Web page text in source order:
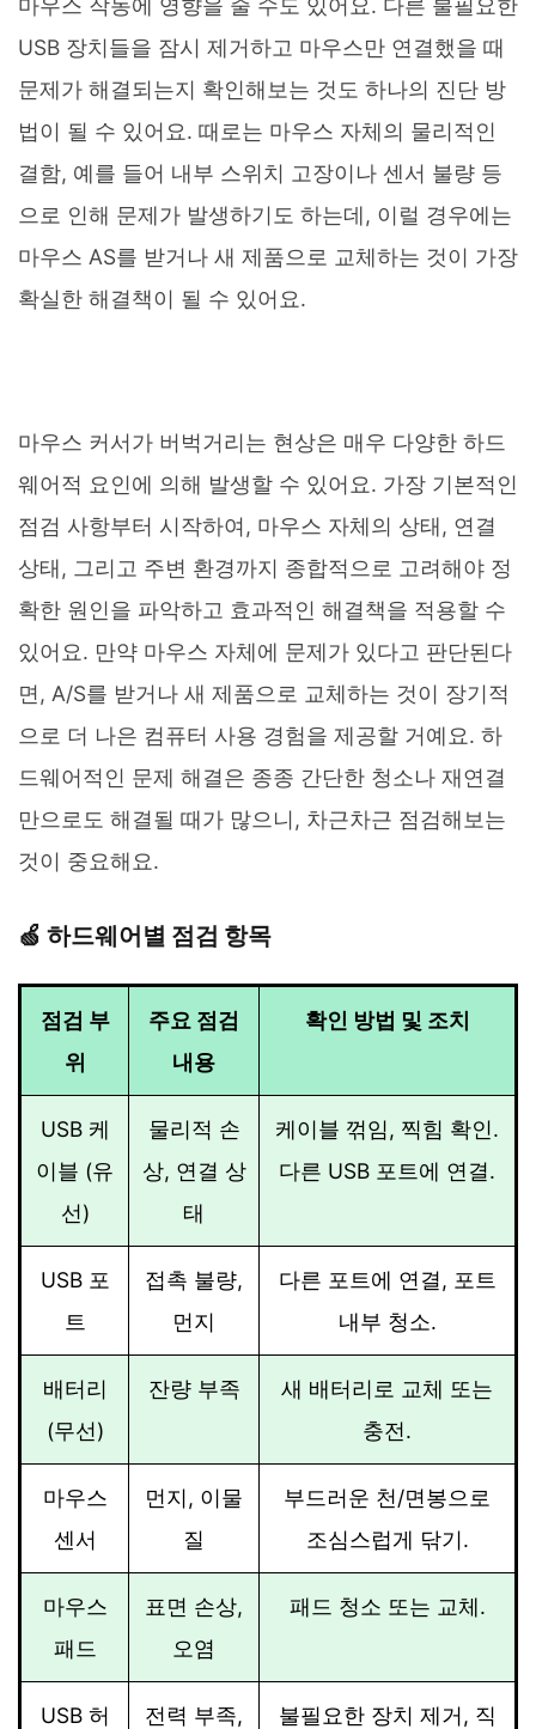
마우스 작동에 영향을 줄 수도 있어요. 다른 불필요한
USB 장치들을 잠시 제거하고 마우스만 연결했을 때
문제가 해결되는지 확인해보는 것도 하나의 진단 방
법이 될 수 있어요. 때로는 마우스 자체의 물리적인
결함, 예를 들어 내부 스위치 고장이나 센서 불량 등
으로 인해 문제가 발생하기도 하는데, 이럴 경우에는
마우스 AS를 받거나 새 제품으로 교체하는 것이 가장
확실한 해결책이 될 수 있어요.
마우스 커서가 버벅거리는 현상은 매우 다양한 하드
웨어적 요인에 의해 발생할 수 있어요. 가장 기본적인
점검 사항부터 시작하여, 마우스 자체의 상태, 연결
상태, 그리고 주변 환경까지 종합적으로 고려해야 정
확한 원인을 파악하고 효과적인 해결책을 적용할 수
있어요. 만약 마우스 자체에 문제가 있다고 판단된다
면, A/S를 받거나 새 제품으로 교체하는 것이 장기적
으로 더 나은 컴퓨터 사용 경험을 제공할 거예요. 하
드웨어적인 문제 해결은 종종 간단한 청소나 재연결
만으로도 해결될 때가 많으니, 차근차근 점검해보는
것이 중요해요.
🍏 하드웨어별 점검 항목
점검 부
위
주요 점검
내용
확인 방법 및 조치
USB 케
이블 (유
선)
물리적 손
상, 연결 상
태
케이블 꺾임, 찍힘 확인.
다른 USB 포트에 연결.
USB 포
트
접촉 불량,
먼지
다른 포트에 연결, 포트
내부 청소.
배터리
(무선)
잔량 부족
새 배터리로 교체 또는
충전.
마우스
센서
먼지, 이물
질
부드러운 천/면봉으로
조심스럽게 닦기.
마우스
패드
표면 손상,
오염
패드 청소 또는 교체.
USB 허
전력 부족,
불필요한 장치 제거, 직